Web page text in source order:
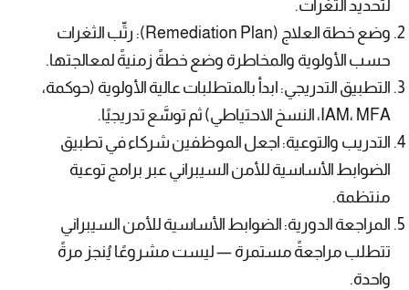
لتحديد الثغرات.
وضع خطة العلاج (Remediation Plan): رتِّب الثغرات
حسب الأولوية والمخاطرة وضع خطةً زمنيةً لمعالجتها.
التطبيق التدريجي: ابدأ بالمتطلبات عالية الأولوية (حوكمة،
IAM، MFA، النسخ الاحتياطي) ثم توسَّع تدريجيًا.
التدريب والتوعية: اجعل الموظفين شركاء في تطبيق
الضوابط الأساسية للأمن السيبراني عبر برامج توعية
منتظمة.
المراجعة الدورية: الضوابط الأساسية للأمن السيبراني
تتطلب مراجعةً مستمرة — ليست مشروعًا يُنجز مرةً
واحدة.